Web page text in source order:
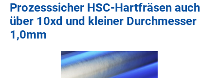
Prozesssicher HSC-Hartfräsen auch
über 10xd und kleiner Durchmesser
1,0mm